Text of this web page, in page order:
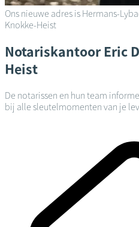
Ons nieuwe adres is Hermans-
Knokke-Heist
Notariskantoor Eric
Heist
De notarissen en hun team
bij alle sleutelmomenten van je